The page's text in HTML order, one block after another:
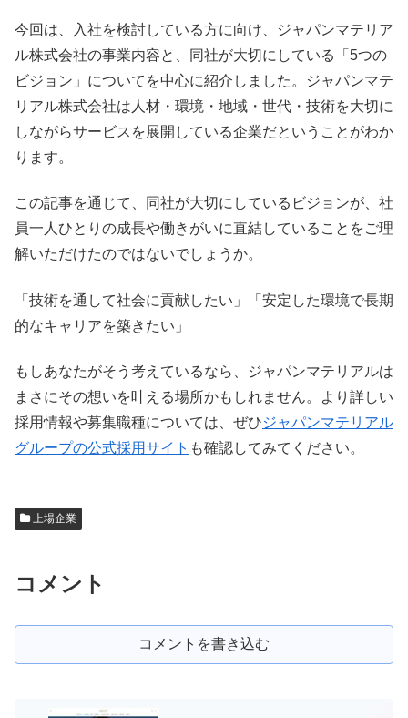
今回は、入社を検討している方に向け、ジャパンマテリア
ル株式会社の事業内容と、同社が大切にしている「5つの
ビジョン」についてを中心に紹介しました。ジャパンマテ
リアル株式会社は人材・環境・地域・世代・技術を大切に
しながらサービスを展開している企業だということがわか
ります。
この記事を通じて、同社が大切にしているビジョンが、社
員一人ひとりの成長や働きがいに直結していることをご理
解いただけたのではないでしょうか。
「技術を通して社会に貢献したい」「安定した環境で長期
的なキャリアを築きたい」
もしあなたがそう考えているなら、ジャパンマテリアルは
まさにその想いを叶える場所かもしれません。より詳しい
採用情報や募集職種については、ぜひジャパンマテリアル
グループの公式採用サイト も確認してみてください。
上場企業
コメント
コメントを書き込む